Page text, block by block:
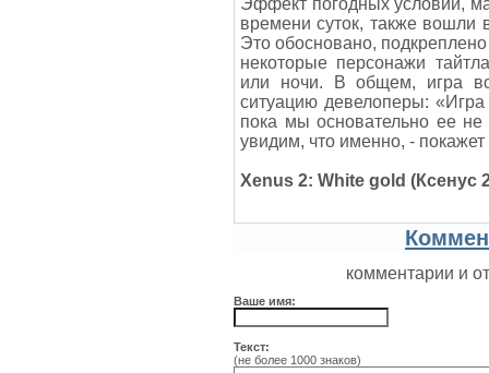
Эффект погодных условий,
времени суток, также вошли
Это обосновано,
некоторые персонажи
или ночи. В общем, игра
ситуацию девелоперы:
пока мы основательно ее
увидим, что именно, -
Xenus 2: White gold
комментарии и
Ваше имя:
Текст:
(не более 1000 знаков)